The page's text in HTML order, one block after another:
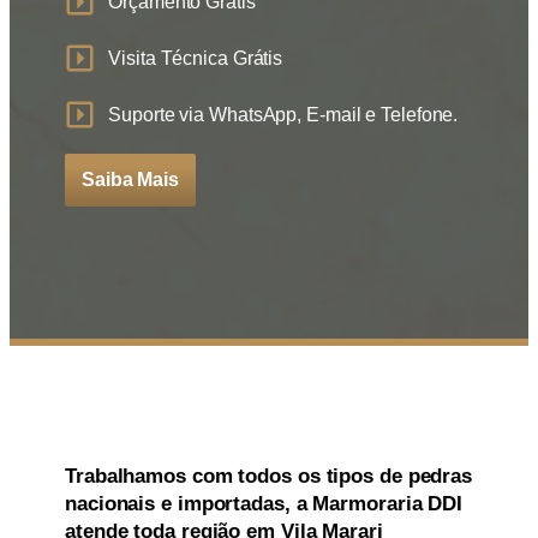
Visita Técnica Grátis
Suporte via WhatsApp, E-mail e Telefone.
Saiba Mais
Trabalhamos com todos os tipos de pedras
nacionais e importadas, aMarmoraria DDI
atende toda região em Vila Marari